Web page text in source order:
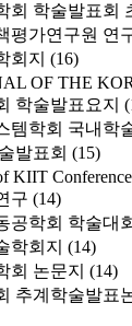
회 학술발표회
평가연구원 연
회지 (16)
OF THE
학술발표요지
템학회 국내학
발표회 (15)
KIIT Conference
구 (14)
공학회 학술대
학회지 (14)
회 논문지 (14)
추계학술발표